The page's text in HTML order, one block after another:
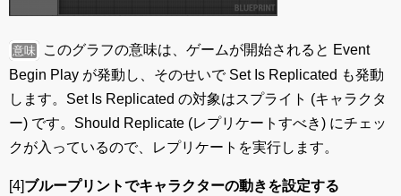
意味
このグラフの意味は、ゲームが開始されると Event
Begin Play が発動し、そのせいで Set Is Replicated も発動
します。Set Is Replicated の対象はスプライト (キャラクタ
ー) です。Should Replicate (レプリケートすべき) にチェッ
クが入っているので、レプリケートを実行します。
[4]ブループリントでキャラクターの動きを設定する